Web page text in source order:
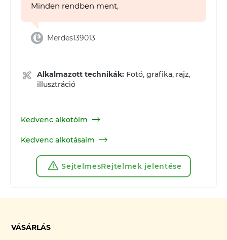
Minden rendben ment,
Merdes139013
Alkalmazott technikák: Fotó, grafika, rajz,
illusztráció
Kedvenc alkotóim
Kedvenc alkotásaim
SejtelmesRejtelmek jelentése
VÁSÁRLÁS